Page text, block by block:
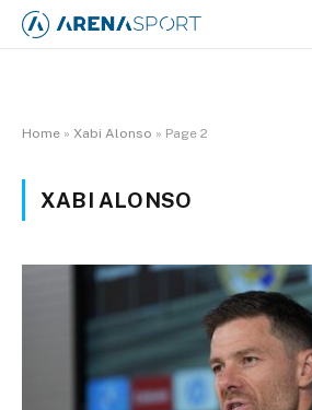
Home » Xabi Alonso » Page 2
XABI ALONSO